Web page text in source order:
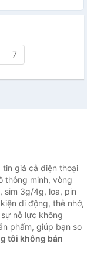
7
giá cả điện thoại
thông minh, vòng
sim 3g/4g, loa, pin
di động, thẻ nhớ,
nỗ lực không
phẩm, giúp bạn so
tôi không bán